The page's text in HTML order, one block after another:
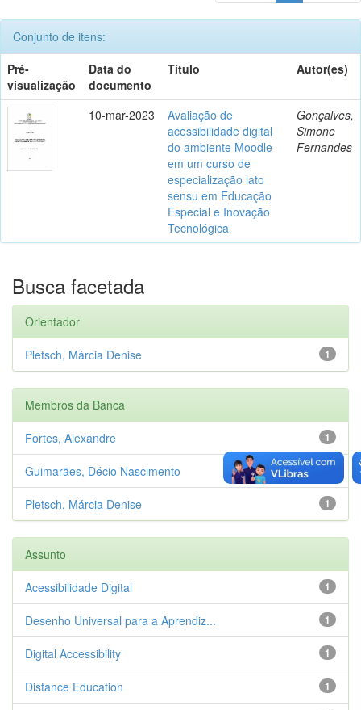
Conjunto de itens:
Pré-
visualização
Data do
documento
Título Autor(es)
10-mar-2023
Avaliação de
acessibilidade digital
do ambiente Moodle
em um curso de
especialização lato
sensu em Educação
Especial e Inovação
Tecnológica
Gonçalves,
Simone
Fernandes
Busca facetada
Orientador
1
Pletsch, Márcia Denise
Membros da Banca
1
Fortes, Alexandre
1
Guimarães, Décio Nascimento
1
Pletsch, Márcia Denise
Assunto
1
Acessibilidade Digital
1
Desenho Universal para a Aprendiz...
1
Digital Accessibility
1
Distance Education